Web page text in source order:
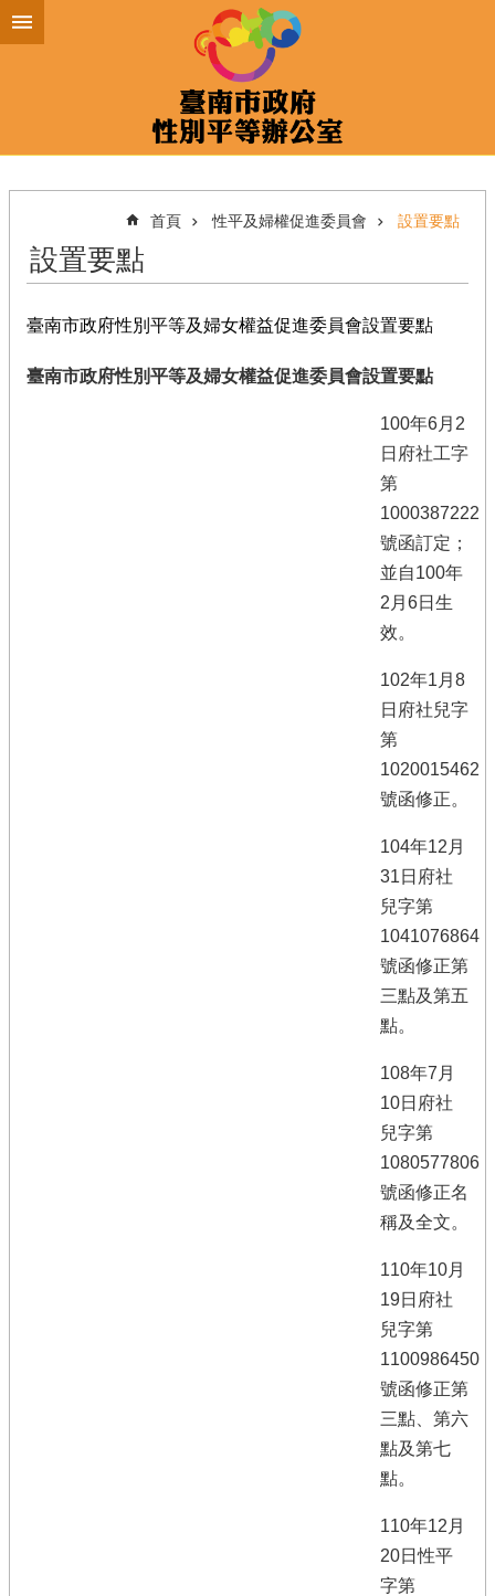
跳到主要內容區塊
首頁 性平及婦權促進委員會 設置要點
設置要點
臺南市政府性別平等及婦女權益促進委員會設置要點
臺南市政府性別平等及婦女權益促進委員會設置要點
100年6月2
日府社工字
第
1000387222
號函訂定；
並自100年
2月6日生
效。
102年1月8
日府社兒字
第
1020015462
號函修正。
104年12月
31日府社
兒字第
1041076864
號函修正第
三點及第五
點。
108年7月
10日府社
兒字第
1080577806
號函修正名
稱及全文。
110年10月
19日府社
兒字第
1100986450
號函修正第
三點、第六
點及第七
點。
110年12月
20日性平
字第